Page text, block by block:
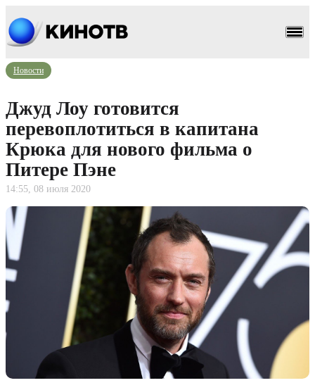
Новости
Джуд Лоу готовится
перевоплотиться в капитана
Крюка для нового фильма о
Питере Пэне
14:55, 08 июля 2020